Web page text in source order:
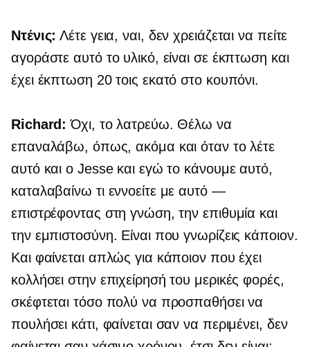
Ντένις: Λέτε γεια, ναι, δεν χρειάζεται να πείτε
αγοράστε αυτό το υλικό, είναι σε έκπτωση και
έχει έκπτωση 20 τοις εκατό στο κουπόνι.
Richard: Όχι, το λατρεύω. Θέλω να
επαναλάβω, όπως, ακόμα και όταν το λέτε
αυτό και ο Jesse και εγώ το κάνουμε αυτό,
καταλαβαίνω τι εννοείτε με αυτό —
επιστρέφοντας στη γνώση, την επιθυμία και
την εμπιστοσύνη. Είναι που γνωρίζεις κάποιον.
Και φαίνεται απλώς για κάποιον που έχει
κολλήσει στην επιχείρησή του μερικές φορές,
σκέφτεται τόσο πολύ να προσπαθήσει να
πουλήσει κάτι, φαίνεται σαν να περιμένει, δεν